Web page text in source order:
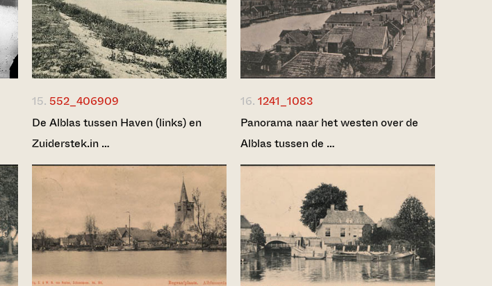
15. 552_406909
De Alblas tussen Haven (links) en
Zuiderstek.in …
16. 1241_1083
Panorama naar het westen over de
Alblas tussen de …